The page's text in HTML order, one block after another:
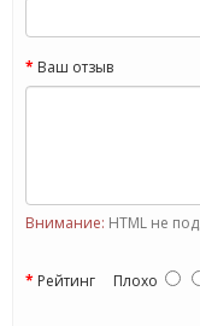
Ваш отзыв
Внимание: HTML не
Рейтинг Плохо